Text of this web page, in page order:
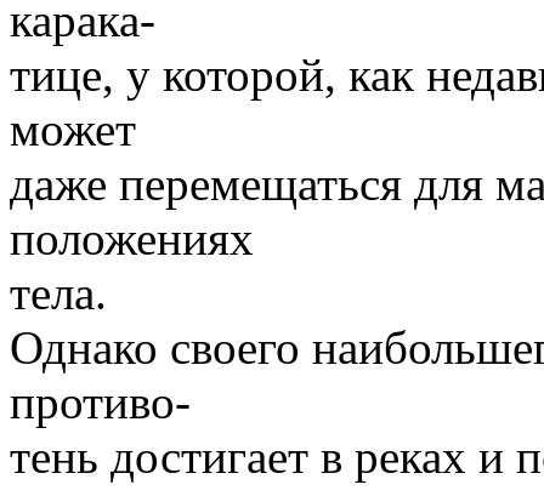
карака-
тице, у которой, как
может
даже перемещаться для
положениях
тела.
Однако своего
противо-
тень достигает в реках